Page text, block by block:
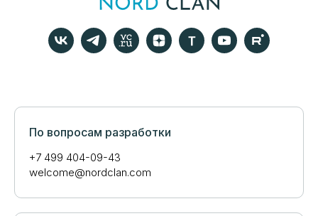
По вопросам разработки
+7 499 404-09-43
welcome@nordclan.com